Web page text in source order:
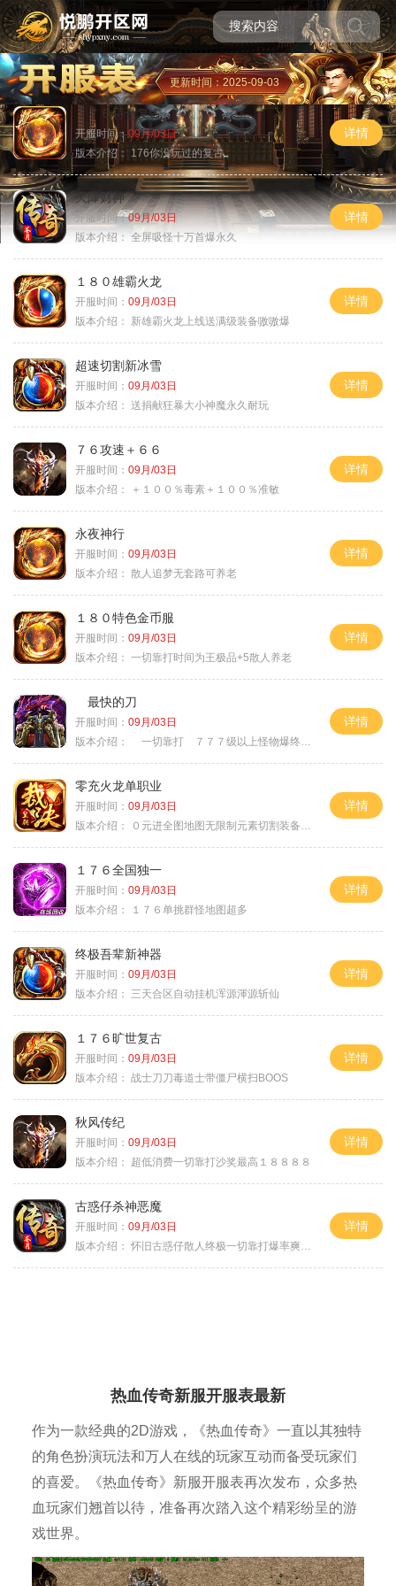
更新时间：2025-09-03
１７６特色复古
开服时间：09月/03日
版本介绍：176你没玩过的复古
详情
天降财神
开服时间：09月/03日
版本介绍： 全屏吸怪十万首爆永久
详情
１８０雄霸火龙
开服时间： 09月/03日
版本介绍：
新雄霸火龙上线送满级装备嗷嗷爆
详情
超速切割新冰雪
开服时间： 09月/03日
版本介绍： 送捐献狂暴大小神魔永久耐玩
详情
７６攻速＋６６
开服时间： 09月/03日
版本介绍：
＋１００％毒素＋１００％准敏
详情
永夜神行
开服时间： 09月/03日
版本介绍： 散人追梦无套路可养老
详情
１８０特色金币服
开服时间： 09月/03日
版本介绍： 一切靠打时间为王极品+5散人养老
详情
最快的刀
开服时间： 09月/03日
版本介绍：
一切靠打 ７７７级以上怪物爆终极
详情
零充火龙单职业
开服时间： 09月/03日
版本介绍：
０元进全图地图无限制元素切割装备鉴定
详情
１７６全国独一
开服时间： 09月/03日
版本介绍：
１７６单挑群怪地图超多
详情
终极吾辈新神器
开服时间： 09月/03日
版本介绍：
三天合区自动挂机浑源渾源斩仙
详情
１７６旷世复古
开服时间： 09月/03日
版本介绍： 战士刀刀毒道士带僵尸横扫BOOS
详情
秋风传纪
开服时间： 09月/03日
版本介绍：
超低消费一切靠打沙奖最高１８８８８
详情
古惑仔杀神恶魔
开服时间： 09月/03日
版本介绍： 怀旧古惑仔散人终极一切靠打爆率爽翻天
详情
热血传奇新服开服表最新
作为一款经典的2D游戏，《热血传奇》一直以其独特
的角色扮演玩法和万人在线的玩家互动而备受玩家们
的喜爱。《热血传奇》新服开服表再次发布，众多热
血玩家们翘首以待，准备再次踏入这个精彩纷呈的游
戏世界。